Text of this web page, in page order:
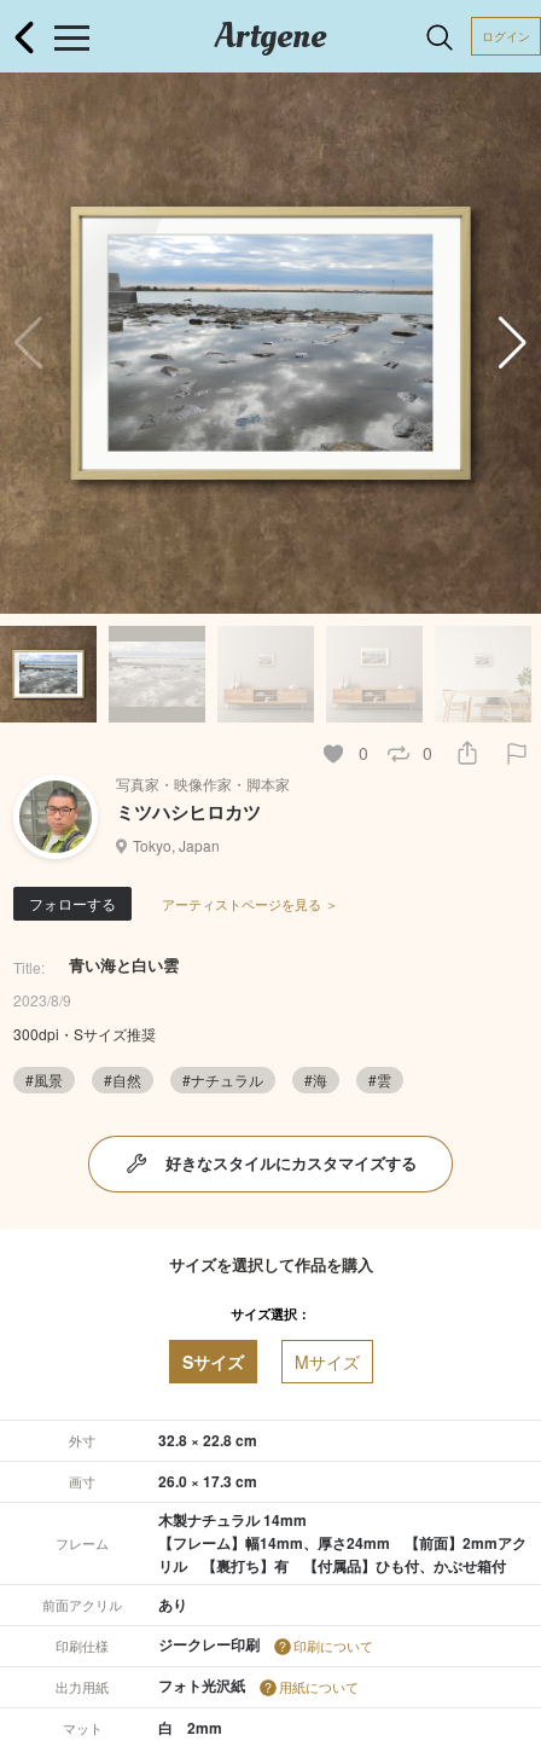
Artgene ログイン
0 0
写真家・映像作家・脚本家
ミツハシヒロカツ
Tokyo, Japan
フォローする アーティストページを見る ＞
Title: 青い海と白い雲
2023/8/9
300dpi・Sサイズ推奨
#風景 #自然 #ナチュラル #海 #雲
好きなスタイルにカスタマイズする
サイズを選択して作品を購入
サイズ選択：
Sサイズ Mサイズ
外寸 32.8 × 22.8 cm
画寸 26.0 × 17.3 cm
フレーム
木製ナチュラル 14mm
【フレーム】幅14mm、厚さ24mm 【前面】2mmアク
リル 【裏打ち】有 【付属品】ひも付、かぶせ箱付
前面アクリル あり
印刷仕様 ジークレー印刷 印刷について
出力用紙 フォト光沢紙 用紙について
マット 白 2mm